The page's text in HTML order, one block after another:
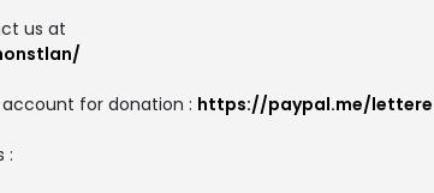
us at
for donation : https://paypal.me/
: